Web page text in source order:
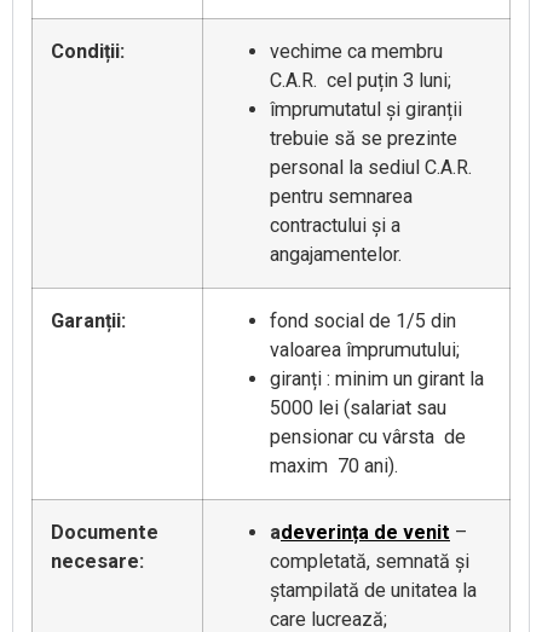
Condiții:
vechime ca membru
C.A.R. cel puțin 3 luni;
împrumutatul și giranții
trebuie să se prezinte
personal la sediul C.A.R.
pentru semnarea
contractului și a
angajamentelor.
Garanții:
fond social de 1/5 din
valoarea împrumutului;
giranți : minim un girant la
5000 lei (salariat sau
pensionar cu vârsta de
maxim 70 ani).
Documente
necesare:
adeverința de venit –
completată, semnată și
ștampilată de unitatea la
care lucrează;